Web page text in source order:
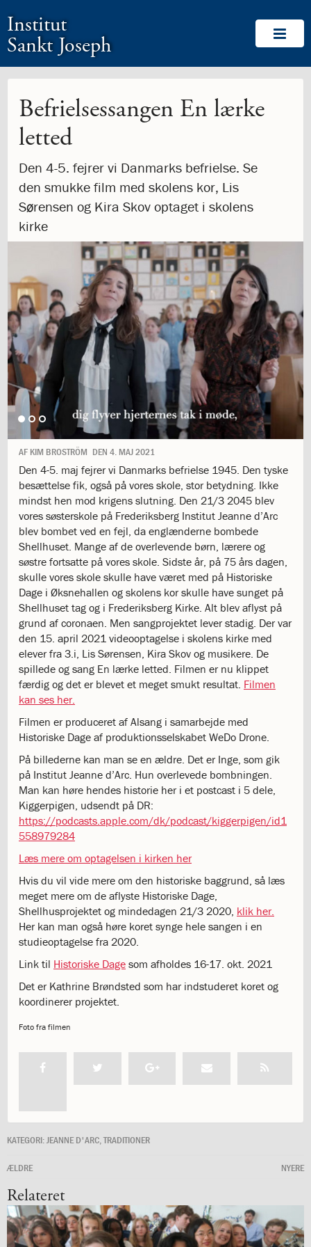
menu
over
og
gå
til
indhold
tilbage
forsiden
vores
guide
for
tilgængelighed
Os
1.1:
Velkommen!
1.2:
Medlemskaber
1.3:
Værdigrundlag
1.4:
i
Labyrinten
1.8:
Ansvar
for
medmennesket
1.9:
CommuniTree
1.10:
the
Change
1.11:
10
days
of
giving
1.12:
it
1.13:
Move
it!
1.14:
Ucycle
We
cycle
Recycle
1.15:
Historie
1.16:
Bombningen
af
Institut
Jeanne
d’Arc
1.17:
Markering
af
katastrofen
på
Institut
Jeanne
1.19:
Ledelsen
1.20:
Ledelsen
1.21:
Forældrerådet
1.22:
Forældrerådet
1.23:
Referat
forældreråd
1.24:
Vedtægter
1.25:
Demokrati
folkestyre
1.26:
Jobopslag
1.27:
Optagelse
1.28:
Et
trygt
og
skoleliv
begynder
her
du
venteliste
1.32:
Skolepenge
Forældrefond
1.36:
Ligestilling
Institut
Sankt Joseph
Befrielsessangen En lærke
letted
Den 4-5. fejrer vi Danmarks befrielse. Se
den smukke film med skolens kor, Lis
Sørensen og Kira Skov optaget i skolens
kirke
AF KIM BROSTRÖM DEN 4. MAJ 2021
Den 4-5. maj fejrer vi Danmarks befrielse 1945. Den tyske
besættelse fik, også på vores skole, stor betydning. Ikke
mindst hen mod krigens slutning. Den 21/3 2045 blev
vores søsterskole på Frederiksberg Institut Jeanne d’Arc
blev bombet ved en fejl, da englænderne bombede
Shellhuset. Mange af de overlevende børn, lærere og
søstre fortsatte på vores skole. Sidste år, på 75 års dagen,
skulle vores skole skulle have været med på Historiske
Dage i Øksnehallen og skolens kor skulle have sunget på
Shellhuset tag og i Frederiksberg Kirke. Alt blev aflyst på
grund af coronaen. Men sangprojektet lever stadig. Der var
den 15. april 2021 videooptagelse i skolens kirke med
elever fra 3.i, Lis Sørensen, Kira Skov og musikere. De
spillede og sang En lærke letted. Filmen er nu klippet
færdig og det er blevet et meget smukt resultat. Filmen
kan ses her.
Filmen er produceret af Alsang i samarbejde med
Historiske Dage af produktionsselskabet WeDo Drone.
På billederne kan man se en ældre. Det er Inge, som gik
på Institut Jeanne d’Arc. Hun overlevede bombningen.
Man kan høre hendes historie her i et postcast i 5 dele,
Kiggerpigen, udsendt på DR:
https://podcasts.apple.com/dk/podcast/kiggerpigen/id1
558979284
Læs mere om optagelsen i kirken her
Hvis du vil vide mere om den historiske baggrund, så læs
meget mere om de aflyste Historiske Dage,
Shellhusprojektet og mindedagen 21/3 2020, klik her.
Her kan man også høre koret synge hele sangen i en
studieoptagelse fra 2020.
Link til Historiske Dage som afholdes 16-17. okt. 2021
Det er Kathrine Brøndsted som har indstuderet koret og
koordinerer projektet.
Foto fra filmen
KATEGORI:JEANNE D'ARC,TRADITIONER
ÆLDRE NYERE
Relateret